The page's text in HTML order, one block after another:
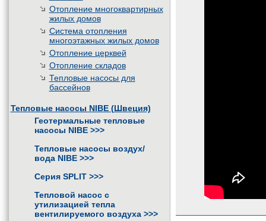
Отопление многоквартирных
жилых домов
Система отопления
многоэтажных жилых домов
Отопление церквей
Отопление складов
Тепловые насосы для
бассейнов
Тепловые насосы NIBE (Швеция)
Геотермальные тепловые
насосы NIBE >>>
Тепловые насосы воздух/
вода NIBE >>>
Серия SPLIT >>>
Тепловой насос с
утилизацией тепла
вентилируемого воздуха >>>